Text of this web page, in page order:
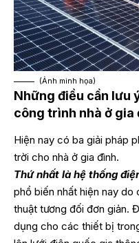
(Ảnh minh họa)
Những điều cần lưu
công trình nhà ở gia
Hiện nay có ba giải pháp
trời cho nhà ở gia đình.
Thứ nhất là hệ thống
phổ biến nhất hiện nay
thuật tương đối đơn giản.
dụng cho các thiết bị